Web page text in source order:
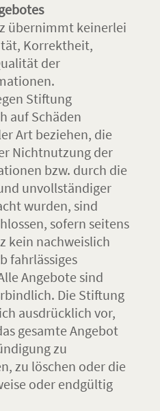
übernimmt keinerlei
Korrektheit,
der
Stiftung
auf Schäden
Art beziehen, die
Nichtnutzung der
bzw. durch die
unvollständiger
wurden, sind
sofern seitens
kein nachweislich
fahrlässiges
Angebote sind
Die Stiftung
ausdrücklich vor,
gesamte Angebot
zu
zu löschen oder die
oder endgültig